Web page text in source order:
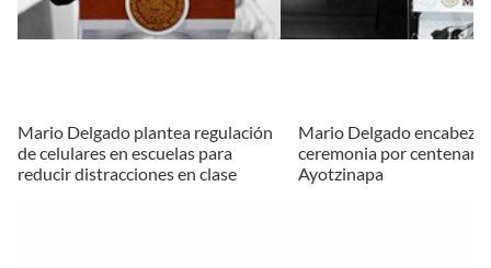
Mario Delgado plantea regulación
de celulares en escuelas para
reducir distracciones en clase
Mario Delgado encabeza
ceremonia por
Ayotzinapa